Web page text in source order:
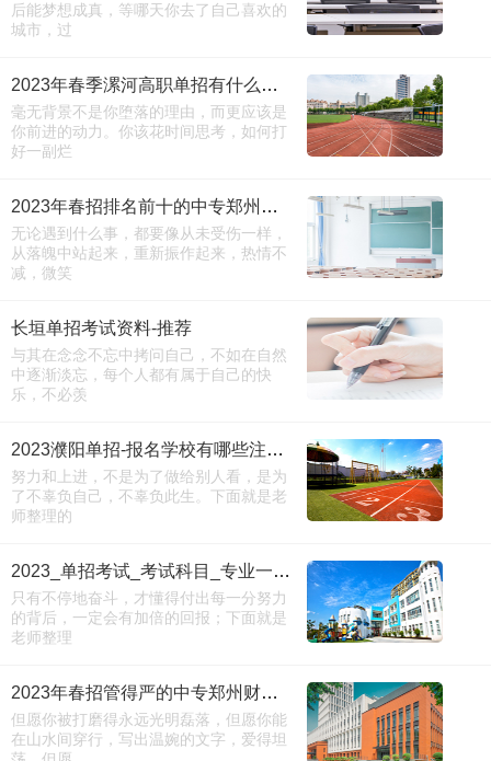
后能梦想成真，等哪天你去了自己喜欢的
城市，过
2023年春季漯河高职单招有什么专业
毫无背景不是你堕落的理由，而更应该是
你前进的动力。你该花时间思考，如何打
好一副烂
2023年春招排名前十的中专郑州财税金融中专学校推荐
无论遇到什么事，都要像从未受伤一样，
从落魄中站起来，重新振作起来，热情不
减，微笑
长垣单招考试资料-推荐
与其在念念不忘中拷问自己，不如在自然
中逐渐淡忘，每个人都有属于自己的快
乐，不必羡
2023濮阳单招-报名学校有哪些注意事项-详情
努力和上进，不是为了做给别人看，是为
了不辜负自己，不辜负此生。下面就是老
师整理的
2023_单招考试_考试科目_专业一览表
只有不停地奋斗，才懂得付出每一分努力
的背后，一定会有加倍的回报；下面就是
老师整理
2023年春招管得严的中专郑州财税金融中专详细介绍
但愿你被打磨得永远光明磊落，但愿你能
在山水间穿行，写出温婉的文字，爱得坦